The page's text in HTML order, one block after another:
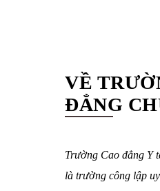
VỀ
ĐẲNG
Trường Cao đẳng Y
là trường công lập